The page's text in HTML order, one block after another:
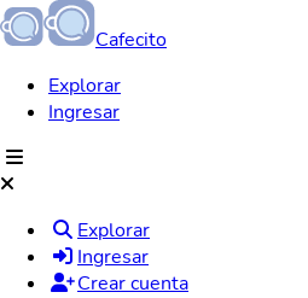
Cafecito
Explorar
Ingresar
Explorar
Ingresar
Crear cuenta